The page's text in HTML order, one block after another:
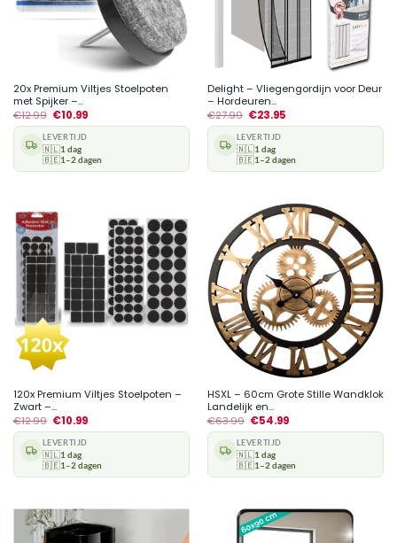
20x Premium Viltjes Stoelpoten
met Spijker –...
€12.99 €10.99
LEVERTIJD
🇳🇱1 dag
🇧🇪1–2 dagen
Delight – Vliegengordijn voor Deur
– Hordeuren...
€27.99 €23.95
LEVERTIJD
🇳🇱1 dag
🇧🇪1–2 dagen
120x Premium Viltjes Stoelpoten –
Zwart –...
€12.99 €10.99
LEVERTIJD
🇳🇱1 dag
🇧🇪1–2 dagen
HSXL – 60cm Grote Stille Wandklok
Landelijk en...
€63.99 €54.99
LEVERTIJD
🇳🇱1 dag
🇧🇪1–2 dagen